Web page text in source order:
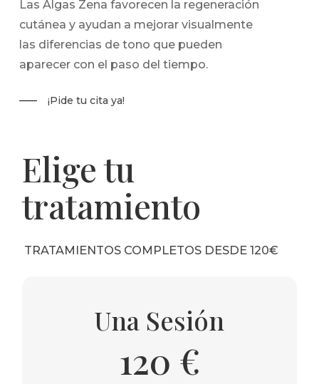
Las Algas Zena favorecen la regeneración
cutánea y ayudan a mejorar visualmente
las diferencias de tono que pueden
aparecer con el paso del tiempo.
¡Pide tu cita ya!
Elige tu
tratamiento
TRATAMIENTOS COMPLETOS DESDE 120€
Una Sesión
120 €